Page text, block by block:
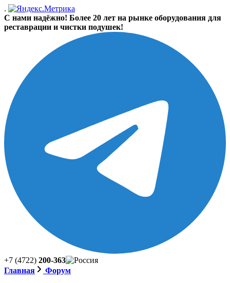
.
С нами надёжно! Более 20 лет на рынке оборудования для
реставрации и чистки подушек!
+7 (4722) 200-363
Главная
Форум